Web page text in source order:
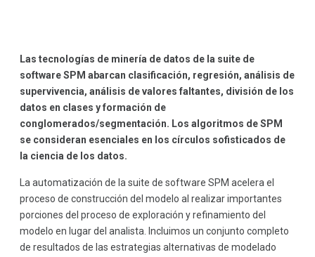
Las tecnologías de minería de datos de la suite de
software SPM abarcan clasificación, regresión, análisis de
supervivencia, análisis de valores faltantes, división de los
datos en clases y formación de
conglomerados/segmentación. Los algoritmos de SPM
se consideran esenciales en los círculos sofisticados de
la ciencia de los datos.
La automatización de la suite de software SPM acelera el
proceso de construcción del modelo al realizar importantes
porciones del proceso de exploración y refinamiento del
modelo en lugar del analista. Incluimos un conjunto completo
de resultados de las estrategias alternativas de modelado